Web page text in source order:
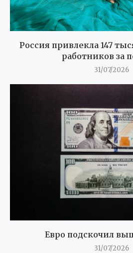
Россия привлекла 147
работников за
31/07/2026
Евро подскочил
31/07/2026